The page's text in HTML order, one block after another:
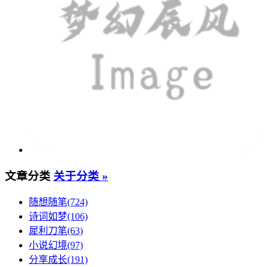
文章分类 关于分类 »
随想随笔(724)
诗词如梦(106)
犀利刀笔(63)
小说幻境(97)
分享成长(191)